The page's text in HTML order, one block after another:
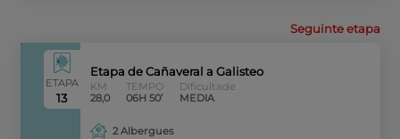
Seguinte etapa
ETAPA
13
Etapa de Cañaveral a Galisteo
KM
28,0
TEMPO
06H 50’
Dificultade
MEDIA
2 Albergues